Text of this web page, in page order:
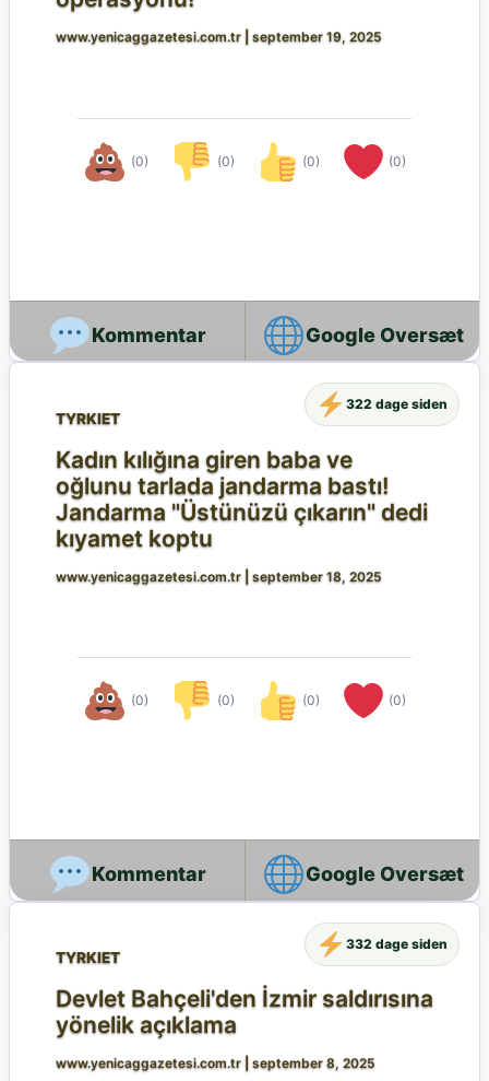
www.yenicaggazetesi.com.tr september 19, 2025
(0) (0) (0) (0)
Google Oversæt
TYRKIET
Kadın kılığına giren baba ve
oğlunu tarlada jandarma bastı!
Jandarma "Üstünüzü çıkarın" dedi
kıyamet koptu
www.yenicaggazetesi.com.tr september 18, 2025
(0) (0) (0) (0)
322 dage siden
Google Oversæt
TYRKIET
Devlet Bahçeli'den İzmir saldırısına
yönelik açıklama
www.yenicaggazetesi.com.tr september 8, 2025
332 dage siden